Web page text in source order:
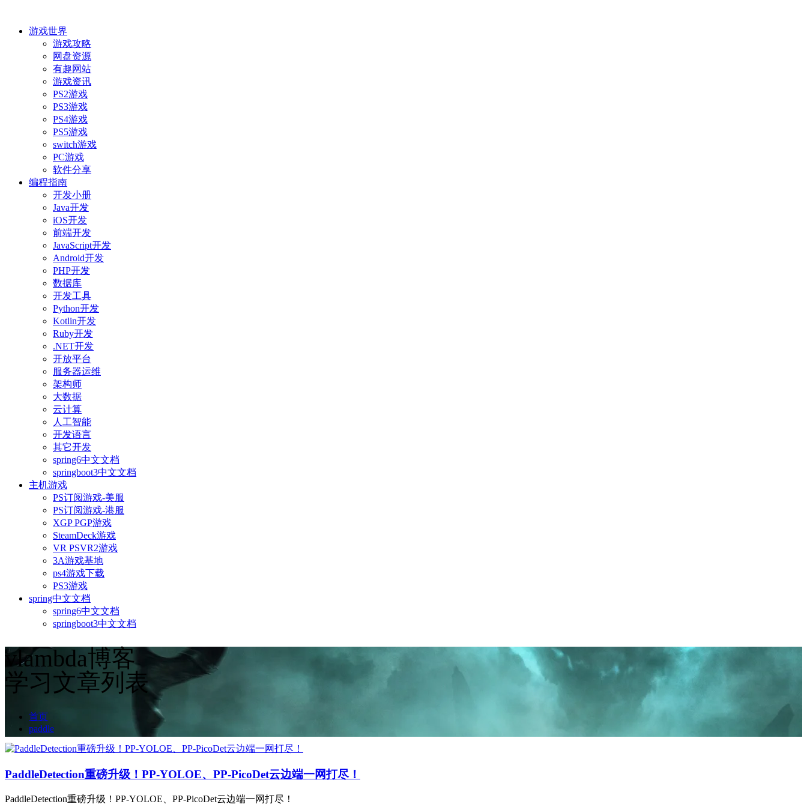
游戏世界
游戏攻略
网盘资源
有趣网站
游戏资讯
PS2游戏
PS3游戏
PS4游戏
PS5游戏
switch游戏
PC游戏
软件分享
编程指南
开发小册
Java开发
iOS开发
前端开发
JavaScript开发
Android开发
PHP开发
数据库
开发工具
Python开发
Kotlin开发
Ruby开发
.NET开发
开放平台
服务器运维
架构师
大数据
云计算
人工智能
开发语言
其它开发
spring6中文文档
springboot3中文文档
主机游戏
PS订阅游戏-美服
PS订阅游戏-港服
XGP PGP游戏
SteamDeck游戏
VR PSVR2游戏
3A游戏基地
ps4游戏下载
PS3游戏
spring中文文档
spring6中文文档
springboot3中文文档
vlambda博客
学习文章列表
首页
paddle
PaddleDetection重磅升级！PP-YOLOE、PP-PicoDet云边端一网打尽！
PaddleDetection重磅升级！PP-YOLOE、PP-PicoDet云边端一网打尽！